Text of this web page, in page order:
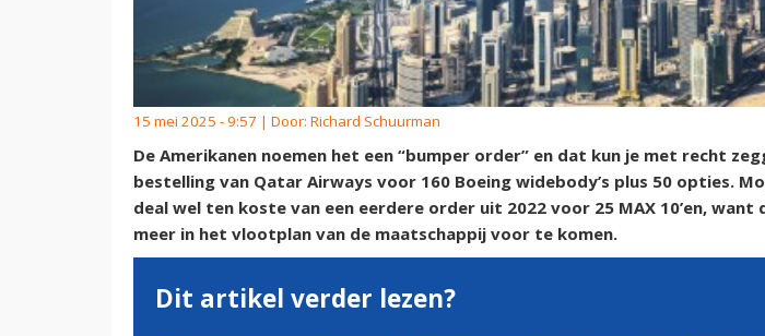
15 mei 2025 - 9:57 | Door: Richard Schuurman
De Amerikanen noemen het een “bumper order” en dat kun je met recht
bestelling van Qatar Airways voor 160 Boeing widebody’s plus 50 opties.
deal wel ten koste van een eerdere order uit 2022 voor 25 MAX 10’en, want
meer in het vlootplan van de maatschappij voor te komen.
Dit artikel verder lezen?